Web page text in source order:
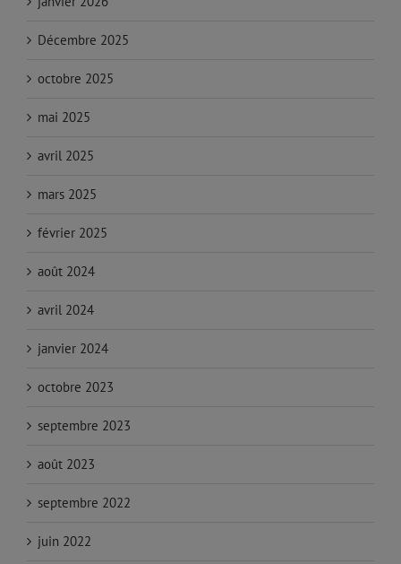
Décembre 2025
octobre 2025
mai 2025
avril 2025
mars 2025
février 2025
août 2024
avril 2024
janvier 2024
octobre 2023
septembre 2023
août 2023
septembre 2022
juin 2022